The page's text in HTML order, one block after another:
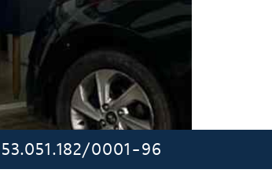
53.051.182/0001-96